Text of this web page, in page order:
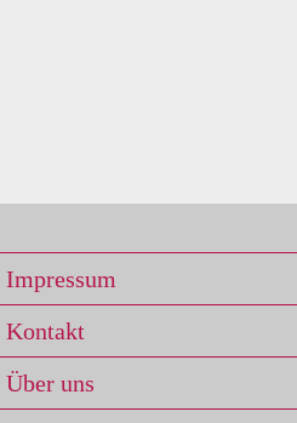
Impressum
Kontakt
Über uns